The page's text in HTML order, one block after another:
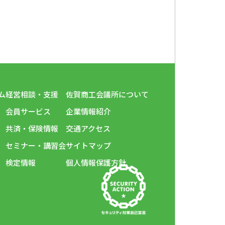
経営相談・支援
会員サービス
共済・保険情報
セミナー・講習会
検定情報
佐賀商工会議所について
企業情報紹介
交通アクセス
サイトマップ
個人情報保護方針